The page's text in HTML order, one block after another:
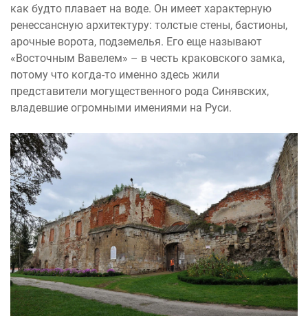
как будто плавает на воде. Он имеет характерную
ренессансную архитектуру: толстые стены, бастионы,
арочные ворота, подземелья. Его еще называют
«Восточным Вавелем» – в честь краковского замка,
потому что когда-то именно здесь жили
представители могущественного рода Синявских,
владевшие огромными имениями на Руси.